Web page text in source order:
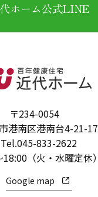
ホーム公式LINE
〒234-0054
港南区港南台4-21-17
Tel.045-833-2622
（火・水曜定休）
Google map